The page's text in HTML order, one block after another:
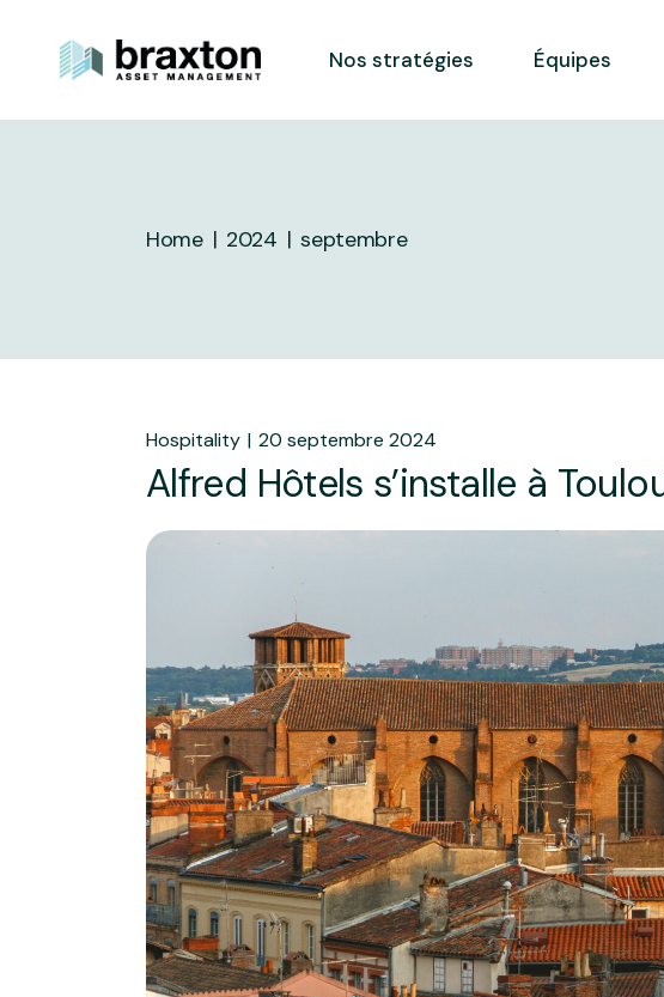
content Nos stratégies Équipes
Home 2024 septembre
Hospitality 20 septembre 2024
Alfred Hôtels s’installe à